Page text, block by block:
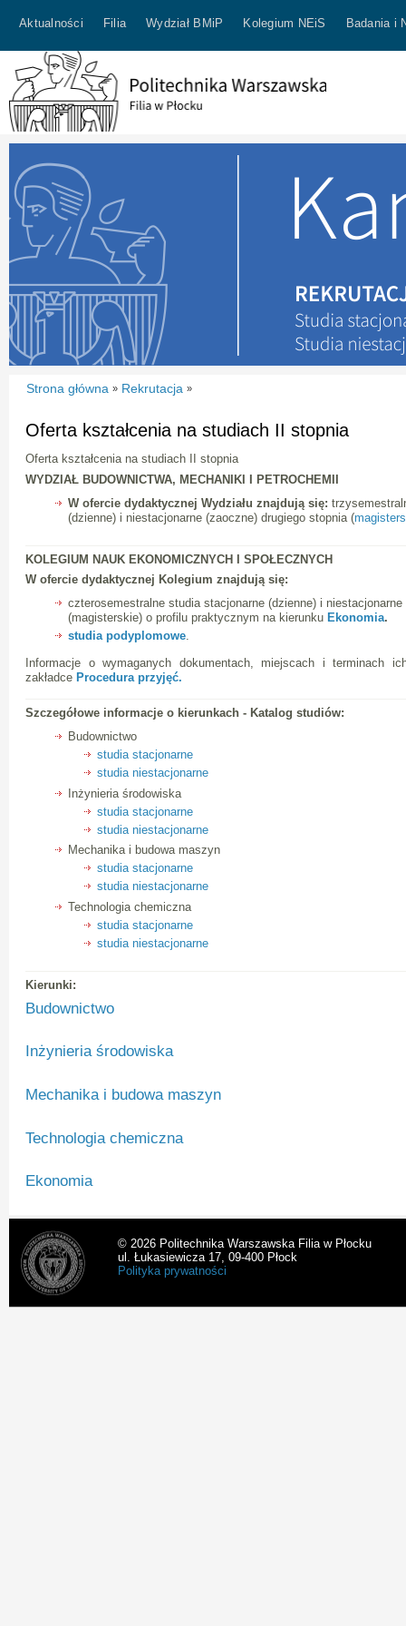
Aktualności Filia Wydział BMiP Kolegium NEiS Badania i
Strona główna » Rekrutacja »
Oferta kształcenia na studiach II stopnia
Oferta kształcenia na studiach II stopnia
WYDZIAŁ BUDOWNICTWA, MECHANIKI I PETROCHEMII
W ofercie dydaktycznej Wydziału znajdują się:
(dzienne) i niestacjonarne (zaoczne) drugiego stopnia (
KOLEGIUM NAUK EKONOMICZNYCH I SPOŁECZNYCH
W ofercie dydaktycznej Kolegium znajdują się:
czterosemestralne studia stacjonarne (dzienne) i
(magisterskie) o profilu praktycznym na kierunku Ekonomia.
studia podyplomowe.
Informacje o wymaganych dokumentach, miejscach i terminach
zakładce Procedura przyjęć.
Szczegółowe informacje o kierunkach - Katalog studiów:
Budownictwo
studia stacjonarne
studia niestacjonarne
Inżynieria środowiska
studia stacjonarne
studia niestacjonarne
Mechanika i budowa maszyn
studia stacjonarne
studia niestacjonarne
Technologia chemiczna
studia stacjonarne
studia niestacjonarne
Kierunki:
Budownictwo
Inżynieria środowiska
Mechanika i budowa maszyn
Technologia chemiczna
Ekonomia
© 2026 Politechnika Warszawska Filia w Płocku
ul. Łukasiewicza 17, 09-400 Płock
Polityka prywatności